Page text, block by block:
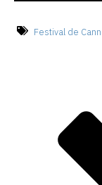
Festival de